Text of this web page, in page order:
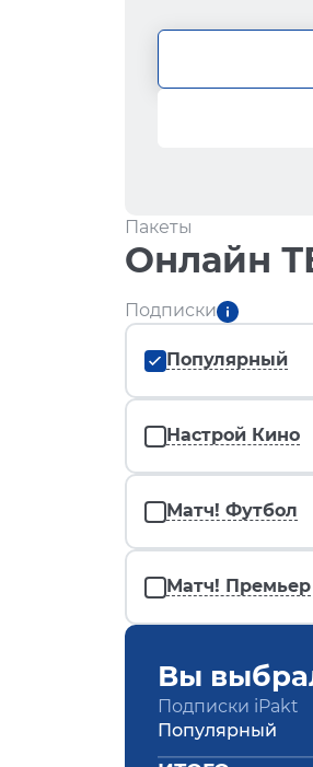
Пакеты
Онлайн
Подписки
Популярный
Настрой Кино
Матч! Футбол
Матч! Премьер
Вы
Подписки iPakt
Популярный